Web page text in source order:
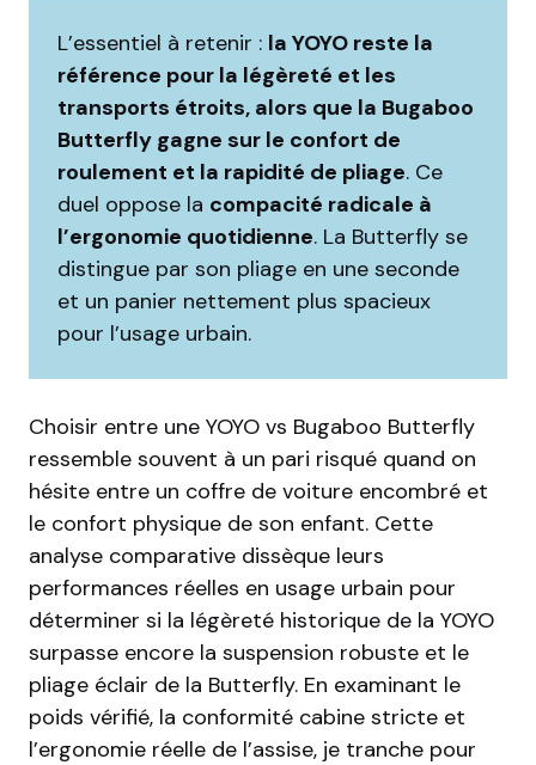
L’essentiel à retenir : la YOYO reste la
référence pour la légèreté et les
transports étroits, alors que la Bugaboo
Butterfly gagne sur le confort de
roulement et la rapidité de pliage. Ce
duel oppose la compacité radicale à
l’ergonomie quotidienne. La Butterfly se
distingue par son pliage en une seconde
et un panier nettement plus spacieux
pour l’usage urbain.
Choisir entre une YOYO vs Bugaboo Butterfly
ressemble souvent à un pari risqué quand on
hésite entre un coffre de voiture encombré et
le confort physique de son enfant. Cette
analyse comparative dissèque leurs
performances réelles en usage urbain pour
déterminer si la légèreté historique de la YOYO
surpasse encore la suspension robuste et le
pliage éclair de la Butterfly. En examinant le
poids vérifié, la conformité cabine stricte et
l’ergonomie réelle de l’assise, je tranche pour